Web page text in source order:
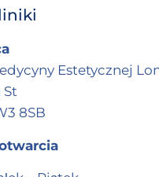
Estetycznej
St
8SB